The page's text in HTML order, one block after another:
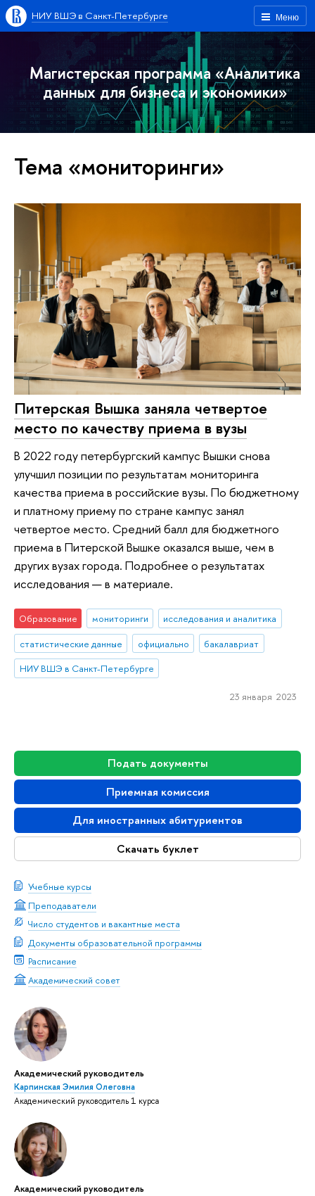
Меню
НИУ ВШЭ в Санкт-Петербурге
Магистерская программа «Аналитика
данных для бизнеса и экономики»
Подать документы
Приемная комиссия
Для иностранных абитуриентов
Скачать буклет
Учебные курсы
Преподаватели
Число студентов и вакантные места
Документы образовательной программы
Расписание
Академический совет
Академический руководитель
Карпинская Эмилия Олеговна
Академический руководитель 1 курса
Академический руководитель
Тема «мониторинги»
Питерская Вышка заняла четвертое
место по качеству приема в вузы
В 2022 году петербургский кампус Вышки снова
улучшил позиции по результатам мониторинга
качества приема в российские вузы. По бюджетному
и платному приему по стране кампус занял
четвертое место. Средний балл для бюджетного
приема в Питерской Вышке оказался выше, чем в
других вузах города. Подробнее о результатах
исследования — в материале.
Образование мониторинги
исследования и аналитика
статистические данные
официально
бакалавриат
НИУ ВШЭ в Санкт-Петербурге
23 января 2023